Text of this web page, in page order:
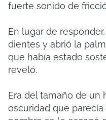
fuerte sonido de
En lugar de
dientes y abrió la
que había estado
reveló.
Era del tamaño de un
oscuridad que